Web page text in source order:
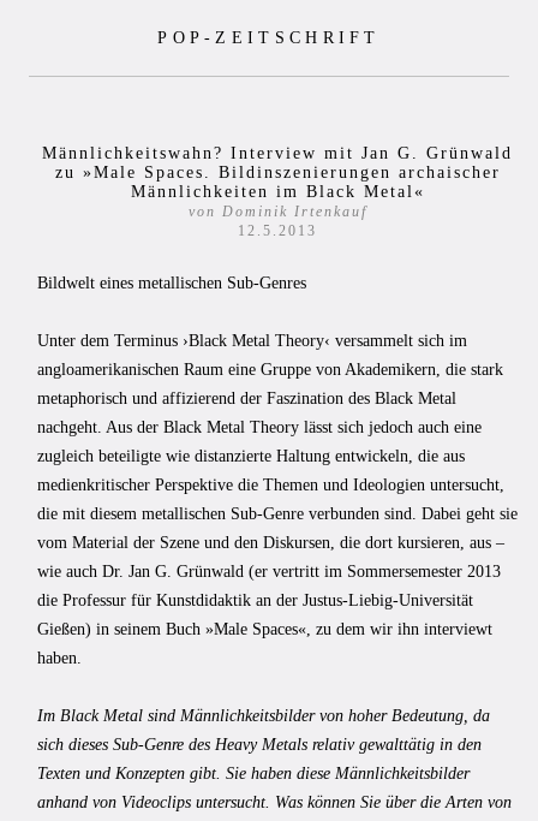
POP-ZEITSCHRIFT
Männlichkeitswahn? Interview mit Jan G. Grünwald
zu »Male Spaces. Bildinszenierungen archaischer
Männlichkeiten im Black Metal«
von Dominik Irtenkauf
12.5.2013
Bildwelt eines metallischen Sub-Genres
Unter dem Terminus ›Black Metal Theory‹ versammelt sich im
angloamerikanischen Raum eine Gruppe von Akademikern, die stark
metaphorisch und affizierend der Faszination des Black Metal
nachgeht. Aus der Black Metal Theory lässt sich jedoch auch eine
zugleich beteiligte wie distanzierte Haltung entwickeln, die aus
medienkritischer Perspektive die Themen und Ideologien untersucht,
die mit diesem metallischen Sub-Genre verbunden sind. Dabei geht sie
vom Material der Szene und den Diskursen, die dort kursieren, aus –
wie auch Dr. Jan G. Grünwald (er vertritt im Sommersemester 2013
die Professur für Kunstdidaktik an der Justus-Liebig-Universität
Gießen) in seinem Buch »Male Spaces«, zu dem wir ihn interviewt
haben.
Im Black Metal sind Männlichkeitsbilder von hoher Bedeutung, da
sich dieses Sub-Genre des Heavy Metals relativ gewalttätig in den
Texten und Konzepten gibt. Sie haben diese Männlichkeitsbilder
anhand von Videoclips untersucht. Was können Sie über die Arten von